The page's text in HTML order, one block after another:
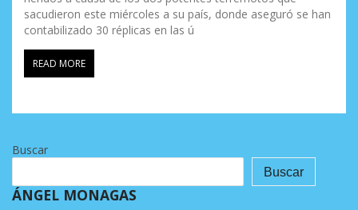
sacudieron este miércoles a su país, donde aseguró se han
contabilizado 30 réplicas en las ú
READ MORE
Buscar
Buscar
ÁNGEL MONAGAS